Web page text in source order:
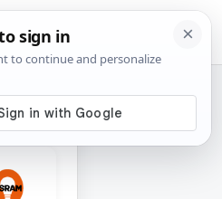
🔍